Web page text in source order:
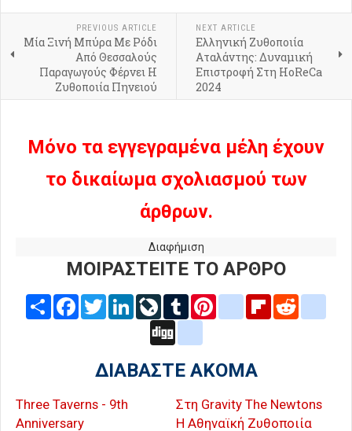
PREVIOUS ARTICLE
Μία Ξινή Μπύρα Με Ρόδι
Από Θεσσαλούς
Παραγωγούς Φέρνει Η
Ζυθοποιία Πηνειού
NEXT ARTICLE
Ελληνική Ζυθοποιία
Αταλάντης: Δυναμική
Επιστροφή Στη HoReCa
2024
Μόνο τα εγγεγραμένα μέλη έχουν
το δικαίωμα σχολιασμού των
άρθρων.
Διαφήμιση
ΜΟΙΡΑΣΤΕΙΤΕ ΤΟ ΑΡΘΡΟ
Share FacebookTwitterLinkedInLiveJournal
Tumblr Pinterestblogger_post
Flipboard
ΔΙΑΒΑΣΤΕ ΑΚΟΜΑ
Three Taverns - 9th
Anniversary
Στη Gravity The Newtons
Η Αθηναϊκή Ζυθοποιία